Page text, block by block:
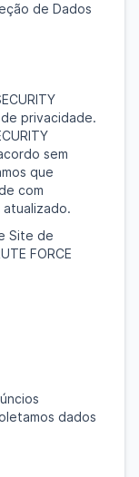
de Dados
privacidade.
sem
que
com
Site de
FORCE
dados